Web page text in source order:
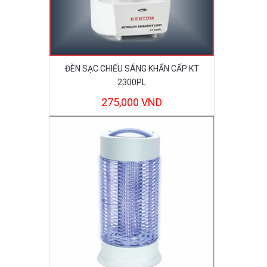
ĐÈN SẠC CHIẾU SÁNG KHẨN CẤP KT
2300PL
275,000 VND